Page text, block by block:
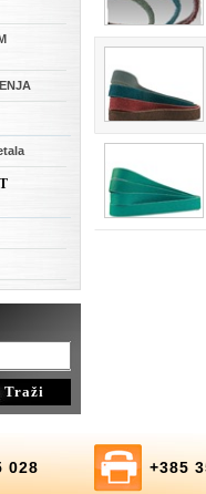
Traži
028 +385